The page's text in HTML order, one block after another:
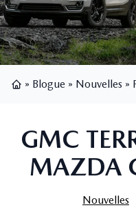
» Blogue » Nouvelles »
GMC
MAZDA
Nouvelles